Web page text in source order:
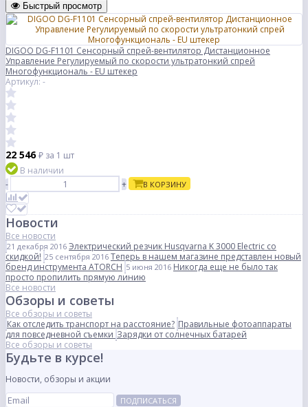
Быстрый просмотр
DIGOO DG-F1101 Сенсорный спрей-вентилятор Дистанционное
Управление Регулируемый по скорости ультратонкий спрей
Многофункциональ - EU штекер
Артикул: -
22 546₽ за 1 шт
В наличии
-
+ В КОРЗИНУ
Новости
Все новости
21 декабря 2016 Электрический резчик Husqvarna K 3000 Electric со
скидкой! 25 сентября 2016 Теперь в нашем магазине представлен новый
бренд инструмента ATORCH 5 июня 2016 Никогда еще не было так
просто пропилить прямую линию
Все новости
Обзоры и советы
Все обзоры и советы
Как отследить транспорт на расстояние? Правильные фотоаппараты
для повседневной съемки Зарядки от солнечных батарей
Все обзоры и советы
Будьте в курсе!
Новости, обзоры и акции
ПОДПИСАТЬСЯ